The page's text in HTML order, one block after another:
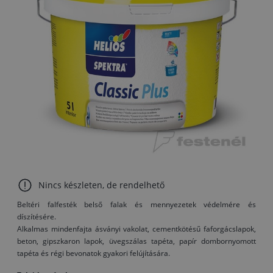
Nincs készleten, de rendelhető
Beltéri falfesték belső falak és mennyezetek védelmére és
díszítésére.
Alkalmas mindenfajta ásványi vakolat, cementkötésű faforgácslapok,
beton, gipszkaron lapok, üvegszálas tapéta, papír dombornyomott
tapéta és régi bevonatok gyakori felújítására.